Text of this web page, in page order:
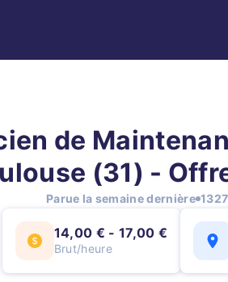
de
(31) -
Parue la semaine dernière
14,00 € - 17,00 €
Brut/heure